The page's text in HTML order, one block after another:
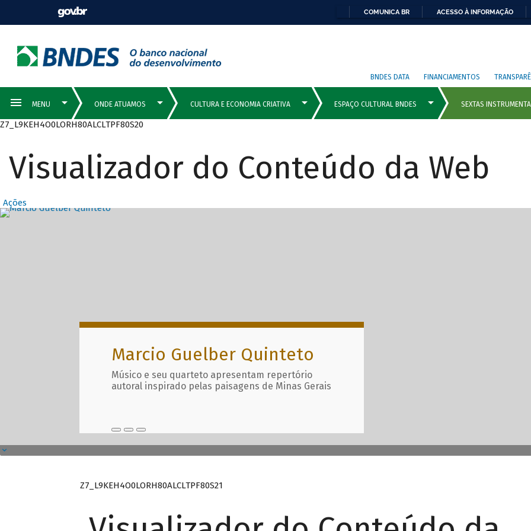
COMUNICA BR ACESSO À INFORMAÇÃO
BNDES DATA FINANCIAMENTOS
Z7_L9KEH4O0LORH80ALCLTPF80S20
Visualizador do Conteúdo da Web
Ações
Destaques Principais com
Marcio Guelber Quinteto
Músico e seu quarteto apresentam repertório
autoral inspirado pelas paisagens de Minas Gerais
Z7_L9KEH4O0LORH80ALCLTPF80S21